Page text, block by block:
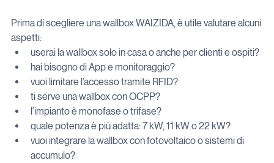
Prima di scegliere una wallbox WAIZIDA, è utile valutare alcuni
aspetti:
userai la wallbox solo in casa o anche per clienti e ospiti?
hai bisogno di App e monitoraggio?
vuoi limitare l’accesso tramite RFID?
ti serve una wallbox con OCPP?
l’impianto è monofase o trifase?
quale potenza è più adatta: 7 kW, 11 kW o 22 kW?
vuoi integrare la wallbox con fotovoltaico o sistemi di
accumulo?